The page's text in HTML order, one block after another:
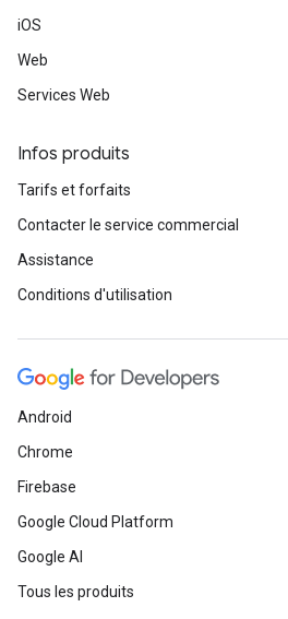
iOS
Web
Services Web
Infos produits
Tarifs et forfaits
Contacter le service commercial
Assistance
Conditions d'utilisation
Android
Chrome
Firebase
Google Cloud Platform
Google AI
Tous les produits